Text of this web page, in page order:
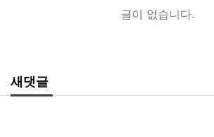
글이 없습니다.
새댓글